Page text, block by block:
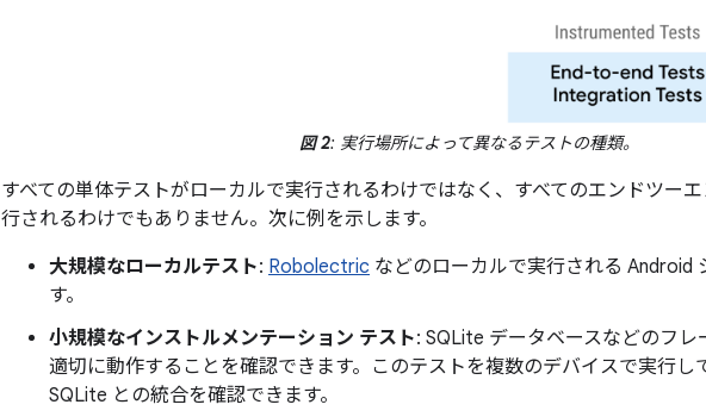
図 2: 実行場所によって異なるテストの種類。
すべての単体テストがローカルで実行されるわけではなく、すべてのエンドツー
行されるわけでもありません。次に例を示します。
大規模なローカルテスト: Robolectric などのローカルで実行される Android
す。
小規模なインストルメンテーション テスト: SQLite データベースなどのフ
適切に動作することを確認できます。このテストを複数のデバイスで実行し
SQLite との統合を確認できます。